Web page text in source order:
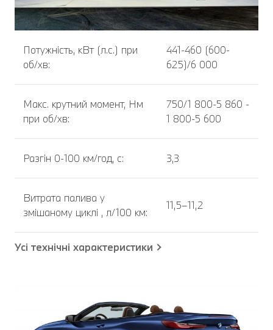
Потужність, кВт (л.с.) при
об/хв:
441-460 (600-
625)/6 000
Макс. крутний момент, Нм
при об/хв:
750/1 800-5 860 -
1 800-5 600
Разгін 0-100 км/год, с: 3,3
Витрата палива у
змішаному циклі , л/100 км:
11,5–11,2
Усі технічні характеристики